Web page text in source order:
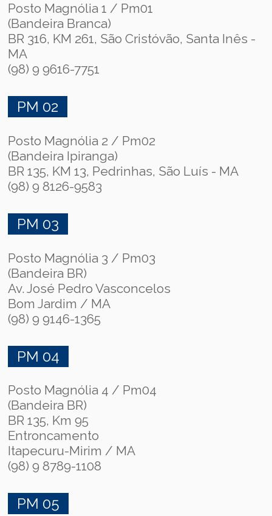
Posto Magnólia 1 / Pm01
(Bandeira Branca)
BR 316, KM 261, São Cristóvão, Santa Inês -
MA
(98) 9 9616-7751
PM 02
Posto Magnólia 2 / Pm02
(Bandeira Ipiranga)
BR 135, KM 13, Pedrinhas, São Luís - MA
(98) 9 8126-9583
PM 03
Posto Magnólia 3 / Pm03
(Bandeira BR)
Av. José Pedro Vasconcelos
Bom Jardim / MA
(98) 9 9146-1365
PM 04
Posto Magnólia 4 / Pm04
(Bandeira BR)
BR 135, Km 95
Entroncamento
Itapecuru-Mirim / MA
(98) 9 8789-1108
PM 05